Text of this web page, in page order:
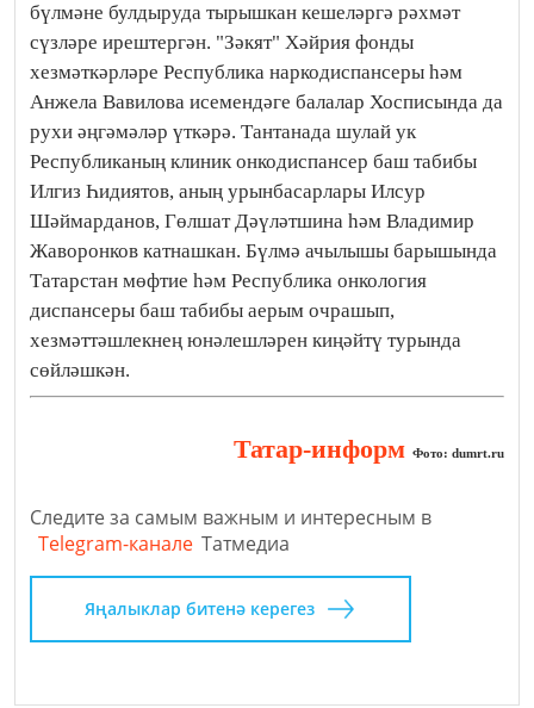
бүлмәне булдыруда тырышкан кешеләргә рәхмәт
сүзләре ирештергән. "Зәкят" Хәйрия фонды
хезмәткәрләре Республика наркодиспансеры һәм
Анжела Вавилова исемендәге балалар Хосписында да
рухи әңгәмәләр үткәрә. Тантанада шулай ук
Республиканың клиник онкодиспансер баш табибы
Илгиз Һидиятов, аның урынбасарлары Илсур
Шәймарданов, Гөлшат Дәүләтшина һәм Владимир
Жаворонков катнашкан. Бүлмә ачылышы барышында
Татарстан мөфтие һәм Республика онкология
диспансеры баш табибы аерым очрашып,
хезмәттәшлекнең юнәлешләрен киңәйтү турында
сөйләшкән.
Татар-информ Фото: dumrt.ru
Следите за самым важным и интересным в
Telegram-канале Татмедиа
Яңалыклар битенә керегез